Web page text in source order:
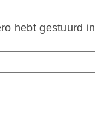
hebt gestuurd